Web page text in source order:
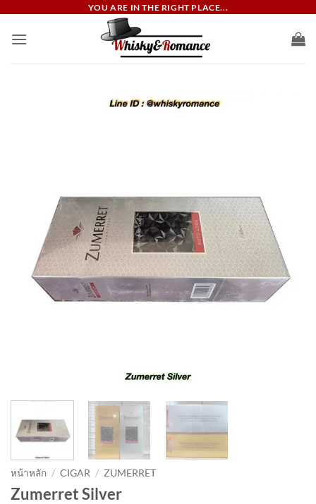
YOU ARE IN THE RIGHT PLACE...
หน้าหลัก / CIGAR / ZUMERRET
Zumerret Silver